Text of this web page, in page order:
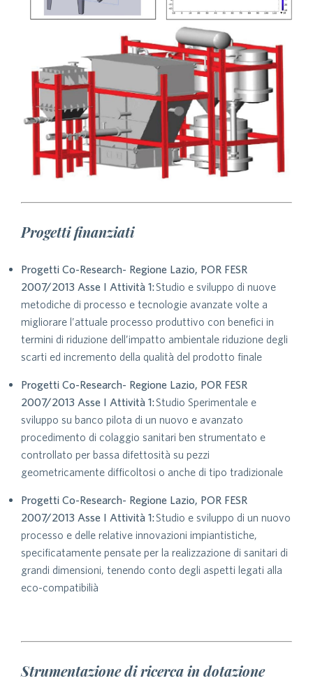
Progetti finanziati
Progetti Co-Research- Regione Lazio, POR FESR
2007/2013 Asse I Attività 1:Studio e sviluppo di nuove
metodiche di processo e tecnologie avanzate volte a
migliorare l’attuale processo produttivo con benefici in
termini di riduzione dell’impatto ambientale riduzione degli
scarti ed incremento della qualità del prodotto finale
Progetti Co-Research- Regione Lazio, POR FESR
2007/2013 Asse I Attività 1:Studio Sperimentale e
sviluppo su banco pilota di un nuovo e avanzato
procedimento di colaggio sanitari ben strumentato e
controllato per bassa difettosità su pezzi
geometricamente difficoltosi o anche di tipo tradizionale
Progetti Co-Research- Regione Lazio, POR FESR
2007/2013 Asse I Attività 1:Studio e sviluppo di un nuovo
processo e delle relative innovazioni impiantistiche,
specificatamente pensate per la realizzazione di sanitari di
grandi dimensioni, tenendo conto degli aspetti legati alla
eco-compatibilià
Strumentazione di ricerca in dotazione